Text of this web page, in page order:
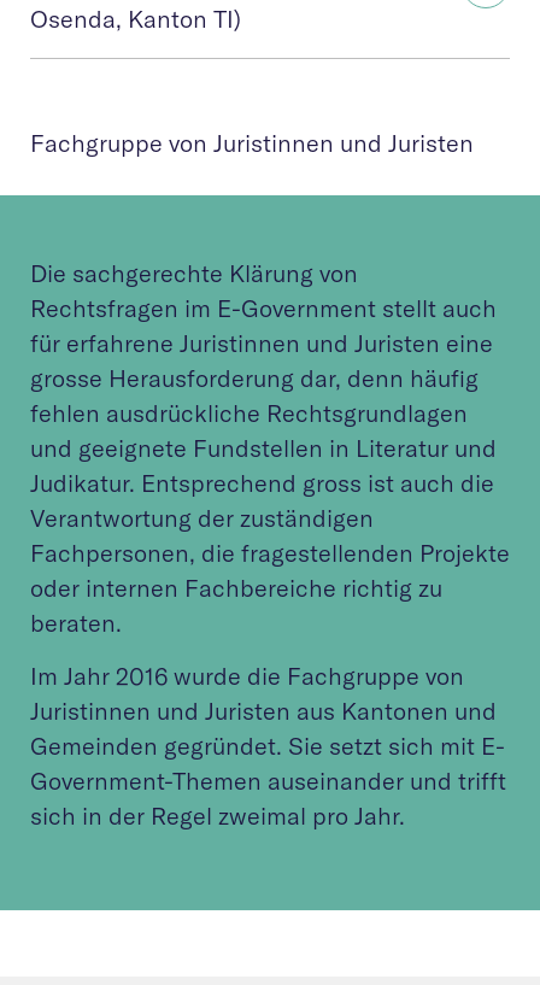
Osenda, Kanton TI)
Fachgruppe von Juristinnen und Juristen
Die sachgerechte Klärung von
Rechtsfragen im E-Government stellt auch
für erfahrene Juristinnen und Juristen eine
grosse Herausforderung dar, denn häufig
fehlen ausdrückliche Rechtsgrundlagen
und geeignete Fundstellen in Literatur und
Judikatur. Entsprechend gross ist auch die
Verantwortung der zuständigen
Fachpersonen, die fragestellenden Projekte
oder internen Fachbereiche richtig zu
beraten.
Im Jahr 2016 wurde die Fachgruppe von
Juristinnen und Juristen aus Kantonen und
Gemeinden gegründet. Sie setzt sich mit E-
Government-Themen auseinander und trifft
sich in der Regel zweimal pro Jahr.